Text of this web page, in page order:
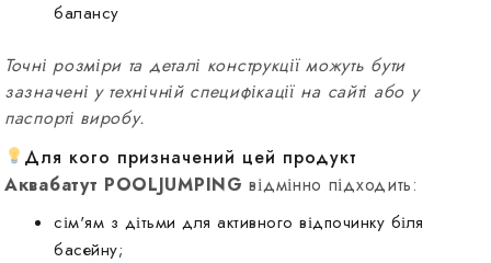
балансу
Точні розміри та деталі конструкції можуть бути
зазначені у технічній специфікації на сайті або у
паспорті виробу.
Для кого призначений цей продукт
Аквабатут POOLJUMPING відмінно підходить:
сім'ям з дітьми для активного відпочинку біля
басейну;